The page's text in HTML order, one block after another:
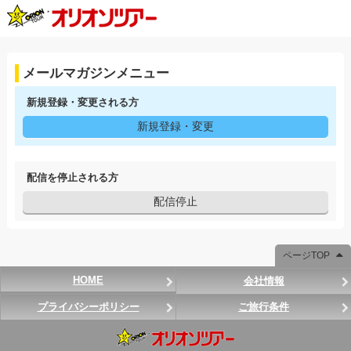
メールマガジンメニュー
新規登録・変更される方
新規登録・変更
配信を停止される方
配信停止
ページTOP
HOME 会社情報
プライバシーポリシー ご旅行条件